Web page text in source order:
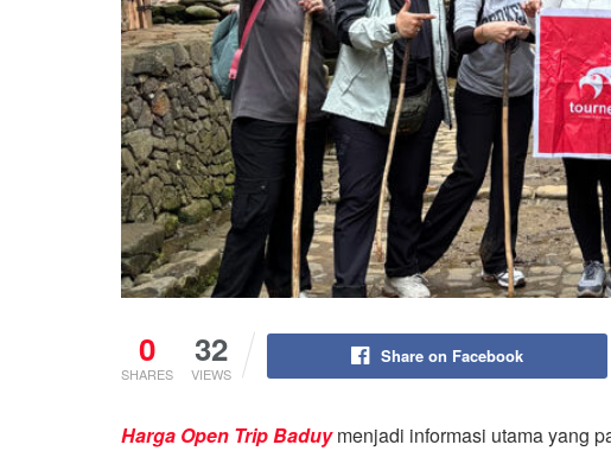
0
SHARES
32
VIEWS
Share on Facebook
Harga Open Trip Baduymenjadi informasi utama yang